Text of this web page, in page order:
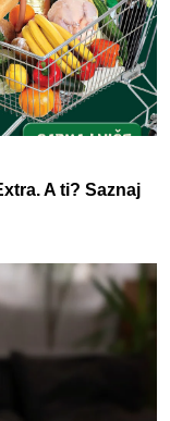
A ti? Saznaj